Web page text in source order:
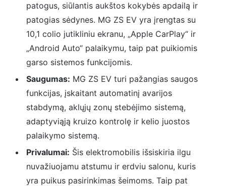
patogus, siūlantis aukštos kokybės apdailą ir
patogias sėdynes. MG ZS EV yra įrengtas su
10,1 colio jutikliniu ekranu, „Apple CarPlay“ ir
„Android Auto“ palaikymu, taip pat puikiomis
garso sistemos funkcijomis.
Saugumas: MG ZS EV turi pažangias saugos
funkcijas, įskaitant automatinį avarijos
stabdymą, aklųjų zonų stebėjimo sistemą,
adaptyviąją kruizo kontrolę ir kelio juostos
palaikymo sistemą.
Privalumai: Šis elektromobilis išsiskiria ilgu
nuvažiuojamu atstumu ir erdviu salonu, kuris
yra puikus pasirinkimas šeimoms. Taip pat